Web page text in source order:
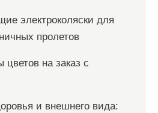
электроколяски для
пролетов
цветов на заказ с
и внешнего вида: